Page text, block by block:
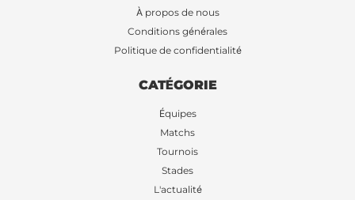
À propos de nous
Conditions générales
Politique de confidentialité
CATÉGORIE
Équipes
Matchs
Tournois
Stades
L'actualité